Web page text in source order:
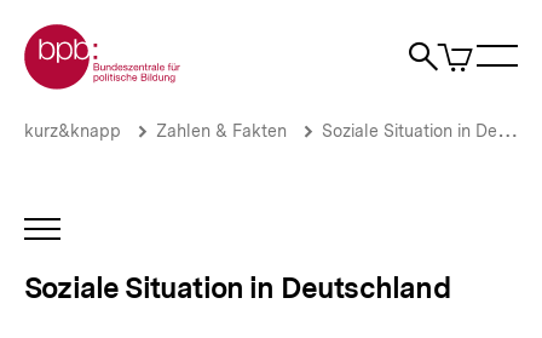
zum
Seiteninhalt
springen
Zur Startseite der bpb
Suche
Artikel
im
Bevölkerung
Die
soziale
Situation
Brotkrümelnavigation
Pfadnavigation
kurz&knapp Zahlen & Fakten Soziale Situation in Deutschland
INHALTSNAVIGATION
Soziale Situation in Deutschland